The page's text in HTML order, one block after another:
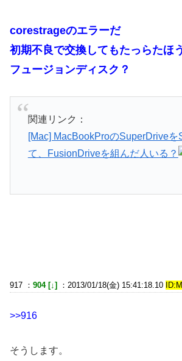
corestrageのエラーだ
初期不良で交換してもたっらたほ
フュージョンディスク？
関連リンク：
[Mac] MacBookProのSuperDriveを
て、FusionDriveを組んだ人いる？
917 ： 904 [↓] ：2013/01/18(金) 15:41:18.10
>>916
そうします。